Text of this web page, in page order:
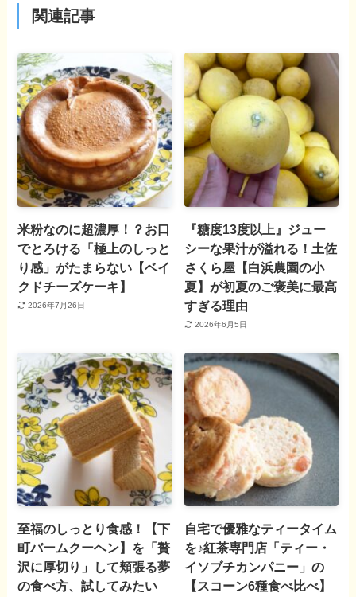
関連記事
米粉なのに超濃厚！？お口
でとろける「極上のしっと
り感」がたまらない【ベイ
クドチーズケーキ】
2026年7月26日
『糖度13度以上』ジュー
シーな果汁が溢れる！土佐
さくら屋【白浜農園の小
夏】が初夏のご褒美に最高
すぎる理由
2026年6月5日
至福のしっとり食感！【下
町バームクーヘン】を「贅
沢に厚切り」して頬張る夢
の食べ方、試してみたい
自宅で優雅なティータイム
を♪紅茶専門店「ティー・
イソブチカンパニー」の
【スコーン6種食べ比べ】